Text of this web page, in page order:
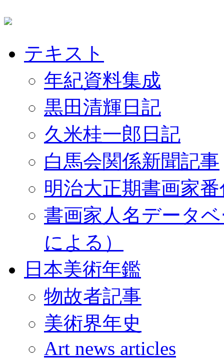
テキスト
年紀資料集成
黒田清輝日記
久米桂一郎日記
白馬会関係新聞記事
明治大正期書画家
書画家人名データ
による）
日本美術年鑑
物故者記事
美術界年史
Art news articles